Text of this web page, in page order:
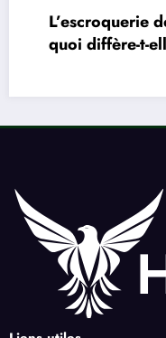
L’escroquerie
quoi diffère-t-